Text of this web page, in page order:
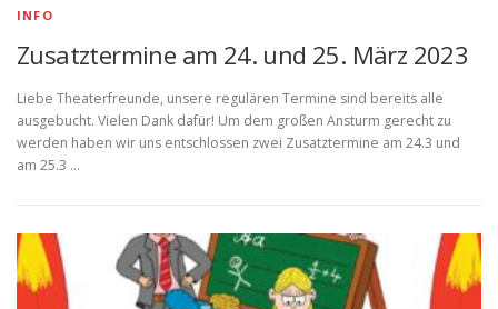
INFO
Zusatztermine am 24. und 25. März 2023
Liebe Theaterfreunde, unsere regulären Termine sind bereits alle
ausgebucht. Vielen Dank dafür! Um dem großen Ansturm gerecht zu
werden haben wir uns entschlossen zwei Zusatztermine am 24.3 und
am 25.3 …